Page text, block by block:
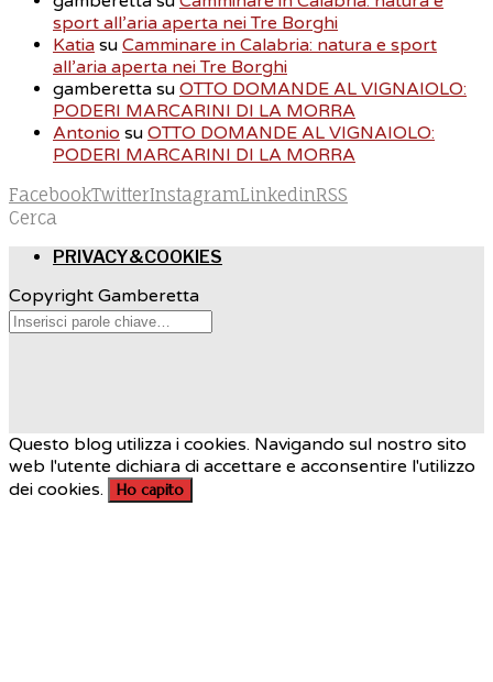
sport all’aria aperta nei Tre Borghi
Katia su Camminare in Calabria: natura e sport
all’aria aperta nei Tre Borghi
gamberetta su OTTO DOMANDE AL VIGNAIOLO:
PODERI MARCARINI DI LA MORRA
Antonio su OTTO DOMANDE AL VIGNAIOLO:
PODERI MARCARINI DI LA MORRA
FacebookTwitterInstagramLinkedinRSS
Cerca
PRIVACY&COOKIES
Copyright Gamberetta
Questo blog utilizza i cookies. Navigando sul nostro sito
web l'utente dichiara di accettare e acconsentire l'utilizzo
dei cookies.
Ho capito